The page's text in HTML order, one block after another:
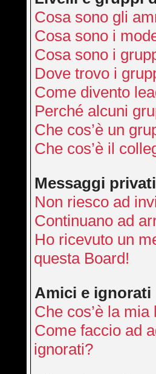
Cosa sono gli
Cosa sono i
Cosa sono i
Dove trovo i
Come divento
Perché alcuni
Che cos’è un
Che cos’è il
Messaggi privati
Non riesco ad
Continuano ad
Ho ricevuto un
questa Board!
Amici e ignorati
Che cos’è la
Come faccio ad
ignorati?